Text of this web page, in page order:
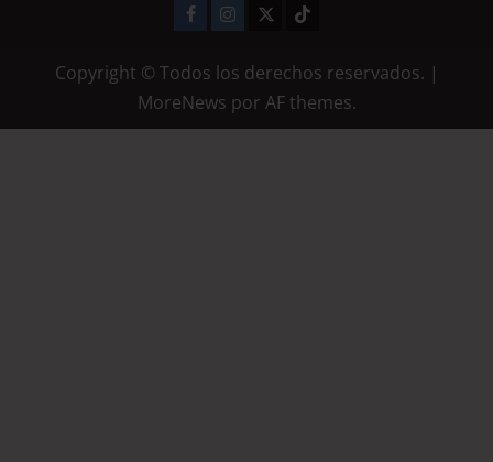
Copyright © Todos los derechos reservados. |
MoreNews por AF themes.